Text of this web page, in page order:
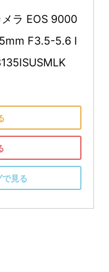
ラ EOS 9000
F3.5-5.6 I
見る